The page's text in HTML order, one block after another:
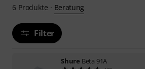
6 Produkte · Beratung
Filter
Shure Beta 91A